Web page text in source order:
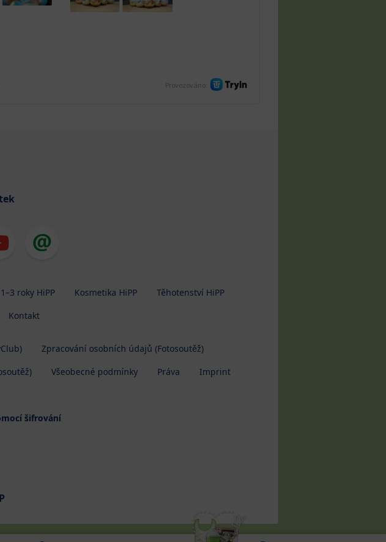
roky HiPP Kosmetika HiPP
Těhotenství HiPP
Kontakt
Zpracování osobních údajů (Fotosoutěž)
Všeobecné podmínky Práva Imprint
šifrování